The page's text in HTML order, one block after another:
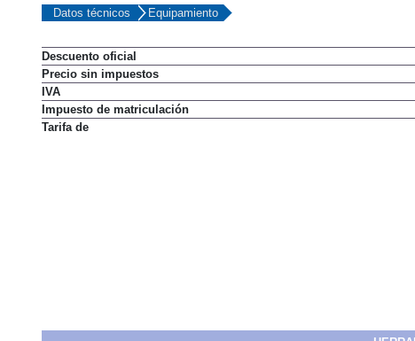
Datos técnicos Equipamiento
Descuento oficial
Precio sin impuestos
IVA
Impuesto de matriculación
Tarifa de